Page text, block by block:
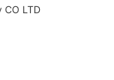
CO LTD